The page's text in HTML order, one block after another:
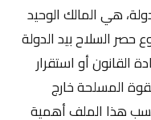
هي المالك الوحيد
حصر السلاح بيد الدولة
القانون أو استقرار
المسلحة خارج
هذا الملف أهمية